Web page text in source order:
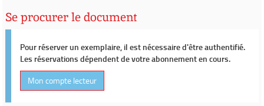
Se procurer le document
Pour réserver un exemplaire, il est nécessaire d'être authentifié.
Les réservations dépendent de votre abonnement en cours.
Mon compte lecteur